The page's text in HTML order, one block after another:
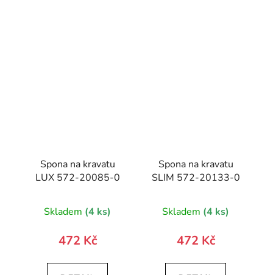
Spona na kravatu
LUX 572-20085-0
Skladem (4 ks)
472 Kč
Spona na kravatu
SLIM 572-20133-0
Skladem (4 ks)
472 Kč